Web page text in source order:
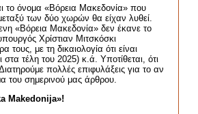
όνομα «Βόρεια Μακεδονία» που
των δύο χωρών θα είχαν λυθεί.
«Βόρεια Μακεδονία» δεν έκανε το
Χρίστιαν Μιτσκόσκι
με τη δικαιολογία ότι είναι
τέλη του 2025) κ.ά. Υποτίθεται, ότι
πολλές επιφυλάξεις για το αν
του σημερινού μας άρθρου.
Makedonija»!